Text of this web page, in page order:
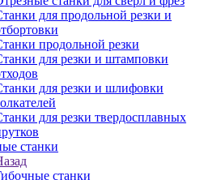
для продольной резки и
продольной резки
для резки и штамповки
для резки и шлифовки
для резки твердосплавных
станки
станки